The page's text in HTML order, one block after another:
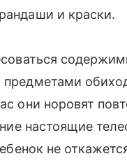
и краски.
они норовят
настоящие
не